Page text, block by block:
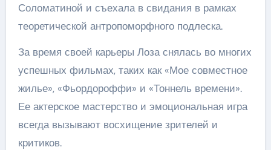
Соломатиной и съехала в свидания в рамках
теоретической антропоморфного подлеска.
За время своей карьеры Лоза снялась во многих
успешных фильмах, таких как «Мое совместное
жилье», «Фьордороффи» и «Тоннель времени».
Ее актерское мастерство и эмоциональная игра
всегда вызывают восхищение зрителей и
критиков.